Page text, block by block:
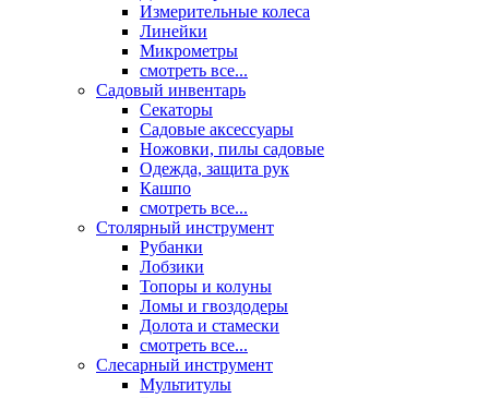
Измерительные колеса
Линейки
Микрометры
смотреть все...
Садовый инвентарь
Секаторы
Садовые аксессуары
Ножовки, пилы садовые
Одежда, защита рук
Кашпо
смотреть все...
Столярный инструмент
Рубанки
Лобзики
Топоры и колуны
Ломы и гвоздодеры
Долота и стамески
смотреть все...
Слесарный инструмент
Мультитулы